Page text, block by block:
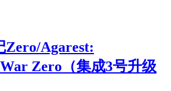
Zero/Agarest:
Zero（集成3号升级